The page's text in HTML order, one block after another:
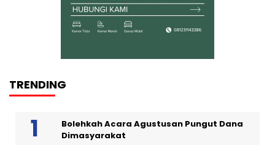
TRENDING
Bolehkah Acara Agustusan Pungut Dana
Dimasyarakat